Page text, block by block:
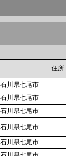
住所
石川県七尾市
石川県七尾市
石川県七尾市
石川県七尾市
石川県七尾市